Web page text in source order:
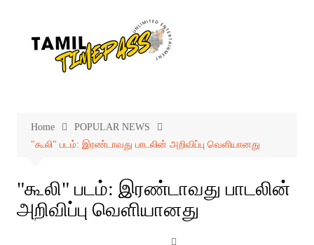
Home
POPULAR NEWS
"கூலி" படம்: இரண்டாவது பாடலின் அறிவிப்பு வெளியானது
"கூலி" படம்: இரண்டாவது பாடலின்
அறிவிப்பு வெளியானது